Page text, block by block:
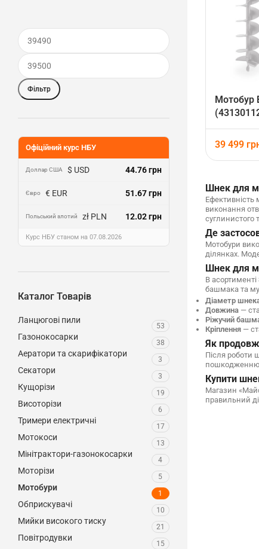
Фільтр
Офіційний курс НБУ
Доллар США $ USD 44.76 грн
Євро € EUR 51.67 грн
Польський злотий zł PLN 12.02 грн
Курс НБУ станом на 07.08.2026
Каталог Товарів
Ланцюгові пили
53
Газонокосарки
38
Аератори та скарифікатори
3
Секатори
3
Кущорізи
19
Висоторізи
6
Тримери електричні
17
Мотокоси
13
Мінітрактори-газонокосарки
4
Моторізи
5
Мотобури
1
Обприскувачі
10
Мийки високого тиску
21
Повітродувки
15
Мотобур
39 499
Шнек для
Ефективність
виконання
суглинистого
Де
Мотобури
ділянках.
Шнек для
В
башмака та
Діаметр
Довжина—
Ріжучий
Кріплення—
Як
Після роботи
пошкодженню
Купити
Магазин
правильний